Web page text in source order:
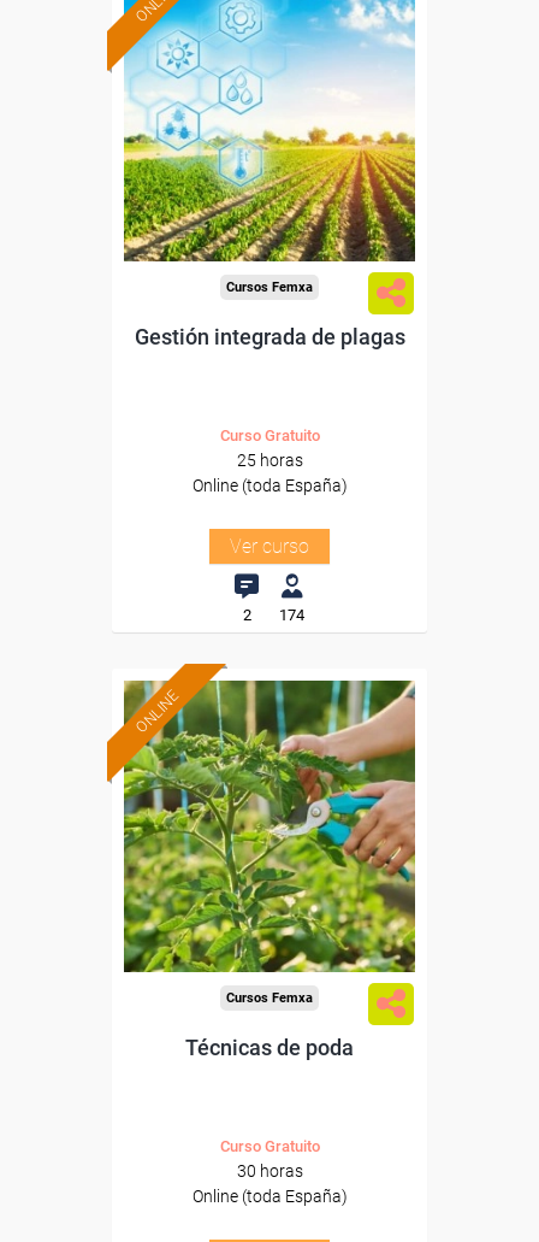
Formación 100%
subvencionada.
Para desempleados,
trabajadores y autónomos.
Sector
-Agricultura y Ganadería.
Cursos Femxa
Gestión integrada de plagas
Curso Gratuito
25 horas
Online (toda España)
Ver curso
2 174
ONLINE
Formación 100%
subvencionada.
Para desempleados,
trabajadores y autónomos.
Sector
-Agricultura y Ganadería.
Cursos Femxa
Técnicas de poda
Curso Gratuito
30 horas
Online (toda España)